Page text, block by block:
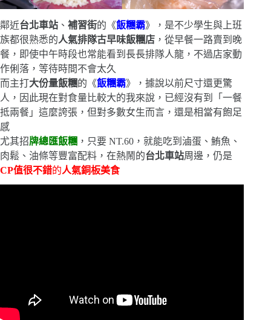
鄰近台北車站 、 補習街的《飯糰霸》，是不少學生與上班
族都很熟悉的人氣排隊古早味飯糰店 ，從早餐一路賣到晚
餐，即使中午時段也常能看到長長排隊人龍，不過店家動
作俐落，等待時間不會太久
而主打大份量飯糰的《飯糰霸》，據說以前尺寸還更驚
人，因此現在對食量比較大的我來說，已經沒有到「一餐
抵兩餐」這麼誇張，但對多數女生而言，還是相當有飽足
感
尤其招牌總匯飯糰 ，只要 NT.60，就能吃到滷蛋、鮪魚、
肉鬆、油條等豐富配料，在熱鬧的台北車站周邊，仍是
CP值很不錯的人氣銅板美食